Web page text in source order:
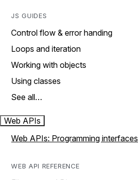
JS GUIDES
Control flow & error handing
Loops and iteration
Working with objects
Using classes
See all…
Web APIs
Web APIs: Programming interfaces
WEB API REFERENCE